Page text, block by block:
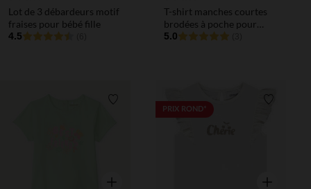
Lot de 3 débardeurs motif
fraises pour bébé fille
4.5
T-shirt manches courtes
brodées à poche pour
bébé fille
5.0
Liste de souhaits
Aperçu rapide
PRIX ROND*
Aperçu